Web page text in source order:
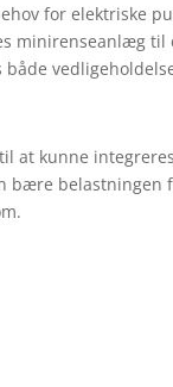
for elektriske
minirenseanlæg
at kunne
bære belastningen